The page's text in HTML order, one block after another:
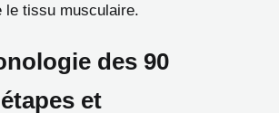
le tissu musculaire.
des 90
et